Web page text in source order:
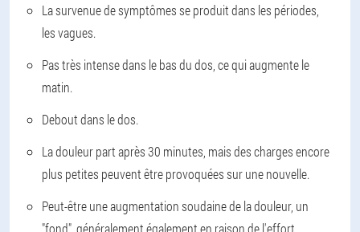
La survenue de symptômes se produit dans les périodes,
les vagues.
Pas très intense dans le bas du dos, ce qui augmente le
matin.
Debout dans le dos.
La douleur part après 30 minutes, mais des charges encore
plus petites peuvent être provoquées sur une nouvelle.
Peut-être une augmentation soudaine de la douleur, un
"fond", généralement également en raison de l'effort